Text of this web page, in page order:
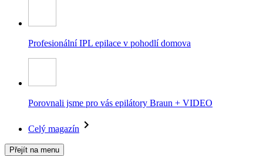
Profesionální IPL epilace v pohodlí domova
Porovnali jsme pro vás epilátory Braun + VIDEO
Celý magazín
Přejít na menu